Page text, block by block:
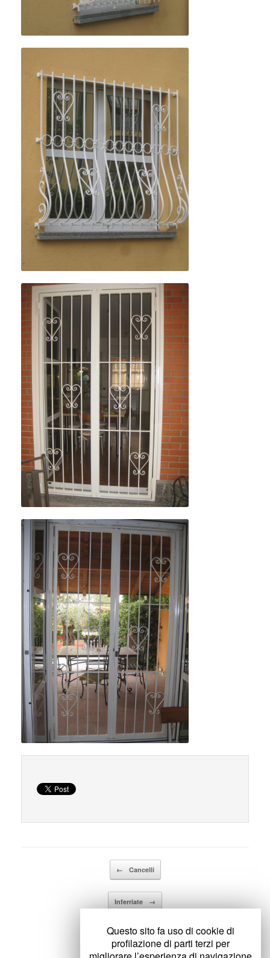
Details
Details
← Cancelli
Inferriate →
Questo sito fa uso di cookie di
profilazione di parti terzi per